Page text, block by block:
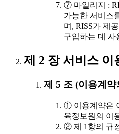
⑦ 마일리지 :
가능한 서비스
며, RISS가 제
구입하는 데 사
제 2 장 서비스 이
제 5 조 (이용계
① 이용계약은
육정보원의 이
② 제 1항의 규